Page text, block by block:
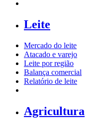
Leite
Mercado do leite
Atacado e varejo
Leite por região
Balança comercial
Relatório de leite
Agricultura